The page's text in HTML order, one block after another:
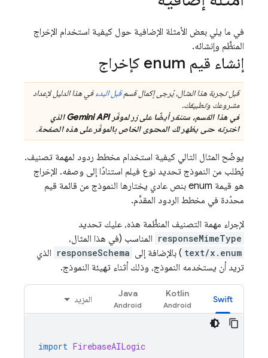
في ما يلي بعض الأمثلة الإضافية حول كيفية استخدام الإخراج
المنظَّم وإنشائه.
إنشاء قيم enum كإخراج
قبل تجربة هذا المثال، يُرجى إكمال قسمقبل البدءفي هذا الدليل لإعداد
مشروعك وتطبيقك.
في هذا القسم، ستنقر أيضًا على زر لموفّرGemini APIالذي
اخترته حتى يظهر لك المحتوى الخاص بالموفّر على هذه الصفحة.
يوضّح المثال التالي كيفية استخدام مخطط ردود لمهمة تصنيف.
يُطلب من النموذج تحديد نوع فيلم استنادًا إلى وصفه. الإخراج
هو قيمة enum بنص عادي يختارها النموذج من قائمة قيم
محدّدة في مخطط الردود المقدَّم.
لإجراء مهمة التصنيف المنظَّمة هذه، عليك تحديد
responseMimeType المناسب (في هذا المثال،
text/x.enum ) بالإضافة إلى responseSchema الذي
تريد أن يستخدمه النموذج، وذلك أثناء تهيئة النموذج.
Swift
Kotlin
Java
المزيد
import FirebaseAILogic